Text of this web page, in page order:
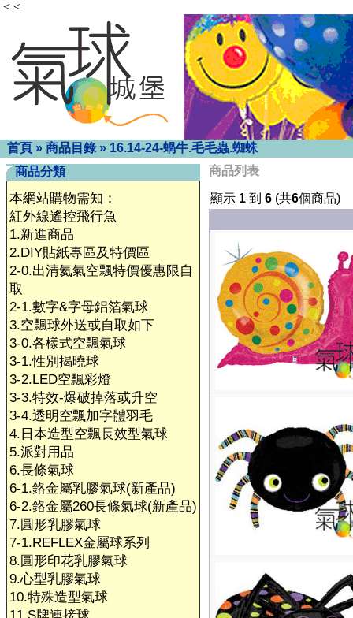
< <
首頁 » 商品目錄 » 16.14-24-蝸牛.毛毛蟲.蜘蛛
商品分類
本網站購物需知：
紅外線遙控飛行魚
1.新進商品
2.DIY貼紙專區及特價區
2-0.出清氦氣空飄特價優惠限自
取
2-1.數字&字母鋁箔氣球
3.空飄球外送或自取如下
3-0.各樣式空飄氣球
3-1.性別揭曉球
3-2.LED空飄彩燈
3-3.特效-爆破掉落或升空
3-4.透明空飄加字體羽毛
4.日本造型空飄長效型氣球
5.派對用品
6.長條氣球
6-1.鉻金屬乳膠氣球(新產品)
6-2.鉻金屬260長條氣球(新產品)
7.圓形乳膠氣球
7-1.REFLEX金屬球系列
8.圓形印花乳膠氣球
9.心型乳膠氣球
10.特殊造型氣球
商品列表
顯示 1 到 6 (共6個商品)